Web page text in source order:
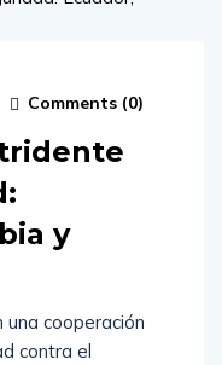
Comments (0)
y
una cooperación
contra el